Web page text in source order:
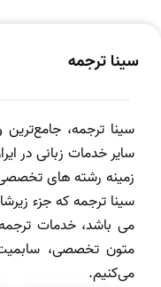
سینا ترجمه
سینا ترجمه، جامع‌ترین
سایر خدمات زبانی در
زمینه رشته های تخصصی
سینا ترجمه که جزء
می باشد، خدمات
متون تخصصی، سابمیت
می‌کنیم.